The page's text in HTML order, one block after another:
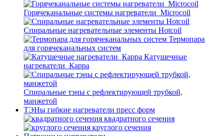
Горячеканальные системы нагреватели_Microcoil
Спиральные нагревательные элементы Hotcoil
Термопара
для горячеканальных систем
Катушечные
нагреватели_Карра
Спиральные тэны с рефлектирующей трубкой,
манжетой
ТЭНы гибкие нагреватели пресс форм
квадратного сечения
круглого сечения